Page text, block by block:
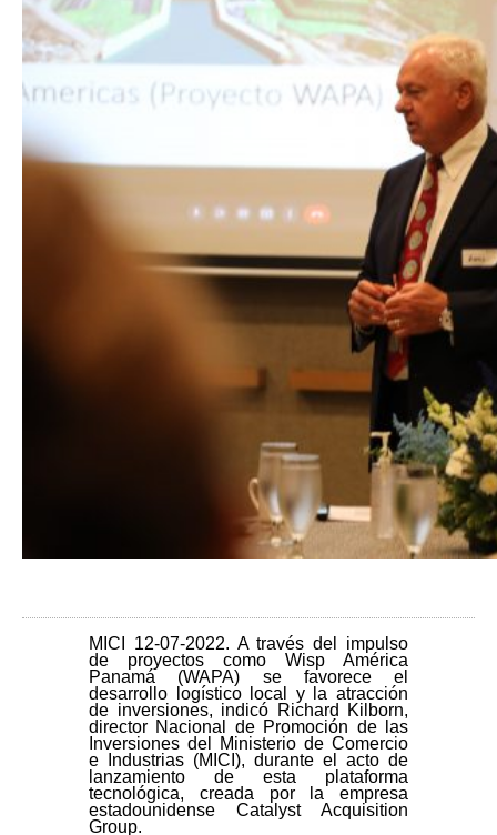
MICI 12-07-2022. A través del impulso
de proyectos como Wisp América
Panamá (WAPA) se favorece el
desarrollo logístico local y la atracción
de inversiones, indicó Richard Kilborn,
director Nacional de Promoción de las
Inversiones del Ministerio de Comercio
e Industrias (MICI), durante el acto de
lanzamiento de esta plataforma
tecnológica, creada por la empresa
estadounidense Catalyst Acquisition
Group.